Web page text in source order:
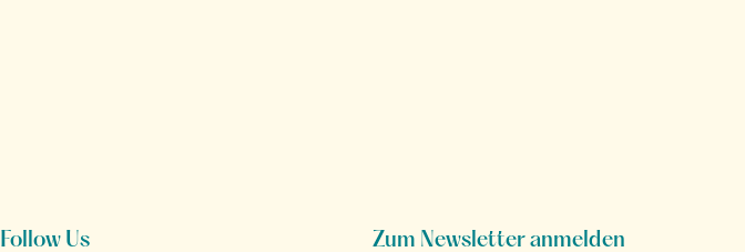
Follow Us Zum Newsletter anmelden